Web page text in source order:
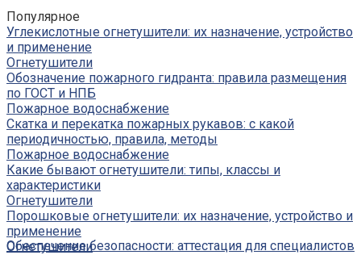
Популярное
Углекислотные огнетушители: их назначение, устройство
и применение
Огнетушители
Обозначение пожарного гидранта: правила размещения
по ГОСТ и НПБ
Пожарное водоснабжение
Скатка и перекатка пожарных рукавов: с какой
периодичностью, правила, методы
Пожарное водоснабжение
Какие бывают огнетушители: типы, классы и
характеристики
Огнетушители
Порошковые огнетушители: их назначение, устройство и
применение
Огнетушители
Обеспечение безопасности: аттестация для специалистов